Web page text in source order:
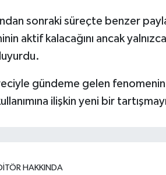
sonraki süreçte benzer
aktif kalacağını ancak
gündeme gelen fenomenin
ilişkin yeni bir
HAKKINDA